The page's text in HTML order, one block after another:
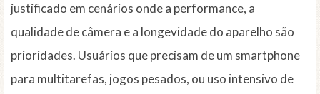
justificado em cenários onde a performance, a
qualidade de câmera e a longevidade do aparelho são
prioridades. Usuários que precisam de um smartphone
para multitarefas, jogos pesados, ou uso intensivo de